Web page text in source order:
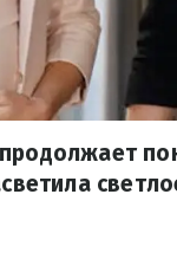
продолжает